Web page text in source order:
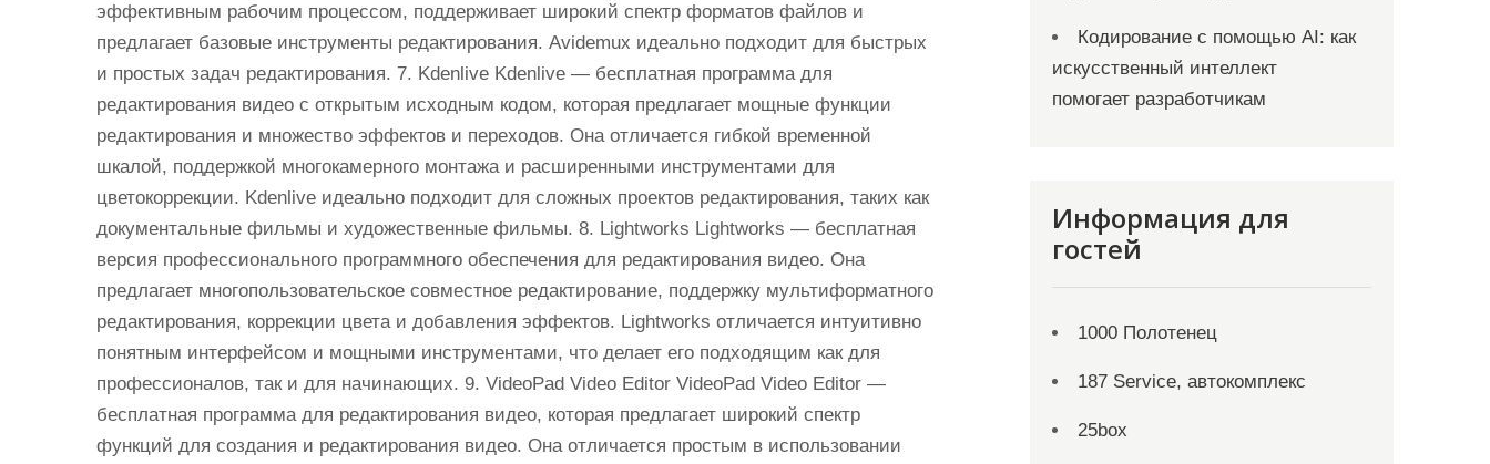
эффективным рабочим процессом, поддерживает широкий спектр форматов файлов и
предлагает базовые инструменты редактирования. Avidemux идеально подходит для быстрых
и простых задач редактирования. 7. Kdenlive Kdenlive — бесплатная программа для
редактирования видео с открытым исходным кодом, которая предлагает мощные функции
редактирования и множество эффектов и переходов. Она отличается гибкой временной
шкалой, поддержкой многокамерного монтажа и расширенными инструментами для
цветокоррекции. Kdenlive идеально подходит для сложных проектов редактирования, таких как
документальные фильмы и художественные фильмы. 8. Lightworks Lightworks — бесплатная
версия профессионального программного обеспечения для редактирования видео. Она
предлагает многопользовательское совместное редактирование, поддержку мультиформатного
редактирования, коррекции цвета и добавления эффектов. Lightworks отличается интуитивно
понятным интерфейсом и мощными инструментами, что делает его подходящим как для
профессионалов, так и для начинающих. 9. VideoPad Video Editor VideoPad Video Editor —
бесплатная программа для редактирования видео, которая предлагает широкий спектр
функций для создания и редактирования видео. Она отличается простым в использовании
Кодирование с помощью AI: как
искусственный интеллект
помогает разработчикам
Информация для
гостей
1000 Полотенец
187 Service, автокомплекс
25box